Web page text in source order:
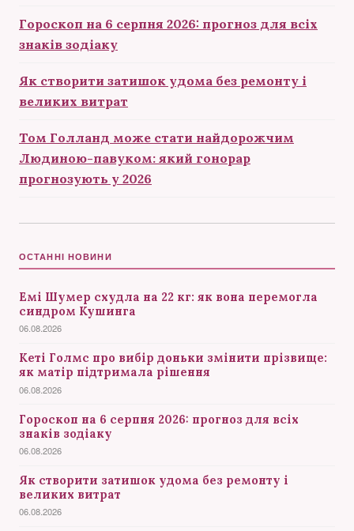
Гороскоп на 6 серпня 2026: прогноз для всіх
знаків зодіаку
Як створити затишок удома без ремонту і
великих витрат
Том Голланд може стати найдорожчим
Людиною-павуком: який гонорар
прогнозують у 2026
ОСТАННІ НОВИНИ
Емі Шумер схудла на 22 кг: як вона перемогла
синдром Кушинга
06.08.2026
Кеті Голмс про вибір доньки змінити прізвище:
як матір підтримала рішення
06.08.2026
Гороскоп на 6 серпня 2026: прогноз для всіх
знаків зодіаку
06.08.2026
Як створити затишок удома без ремонту і
великих витрат
06.08.2026